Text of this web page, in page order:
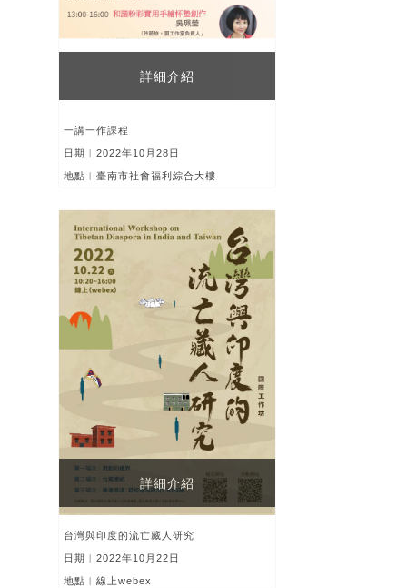
詳細介紹
一講一作課程
日期︱2022年10月28日
地點︱臺南市社會福利綜合大樓
詳細介紹
台灣與印度的流亡藏人研究
日期︱2022年10月22日
地點︱線上webex